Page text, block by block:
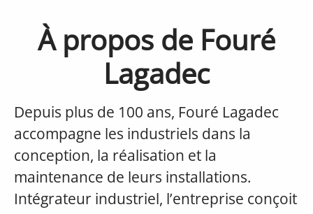
À propos de Fouré
Lagadec
Depuis plus de 100 ans, Fouré Lagadec
accompagne les industriels dans la
conception, la réalisation et la
maintenance de leurs installations.
Intégrateur industriel, l’entreprise conçoit